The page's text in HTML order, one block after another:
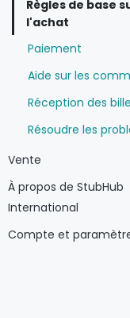
Règles de base
l'achat
Paiement
Aide sur les
Réception des
Résoudre les
Vente
À propos de StubHub
International
Compte et